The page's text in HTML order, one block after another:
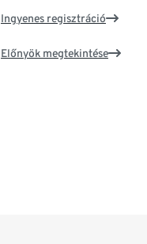
Ingyenes regisztráció
Előnyök megtekintése